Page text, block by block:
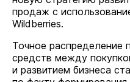
продаж с
Wildberries.
Точное распределение
средств между
и развитием бизнеса